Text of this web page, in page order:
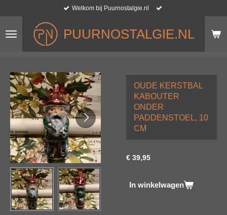
naar
hoofdinhoud
PUURNOSTALGIE.NL
Welkom bij Puurnostalgie.nl
OUDE KERSTBAL
KABOUTER
ONDER
PADDENSTOEL, 10
CM
€ 39,95
In winkelwagen